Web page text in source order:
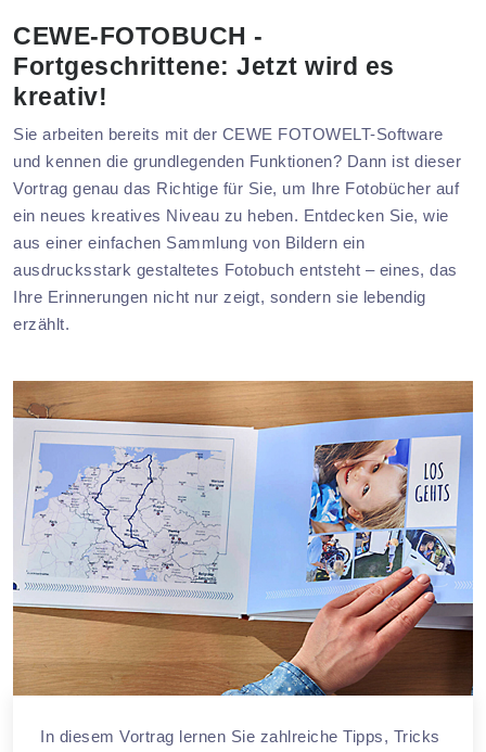
CEWE-FOTOBUCH -
Fortgeschrittene: Jetzt wird es
kreativ!
Sie arbeiten bereits mit der CEWE FOTOWELT-Software
und kennen die grundlegenden Funktionen? Dann ist dieser
Vortrag genau das Richtige für Sie, um Ihre Fotobücher auf
ein neues kreatives Niveau zu heben. Entdecken Sie, wie
aus einer einfachen Sammlung von Bildern ein
ausdrucksstark gestaltetes Fotobuch entsteht – eines, das
Ihre Erinnerungen nicht nur zeigt, sondern sie lebendig
erzählt.
In diesem Vortrag lernen Sie zahlreiche Tipps, Tricks